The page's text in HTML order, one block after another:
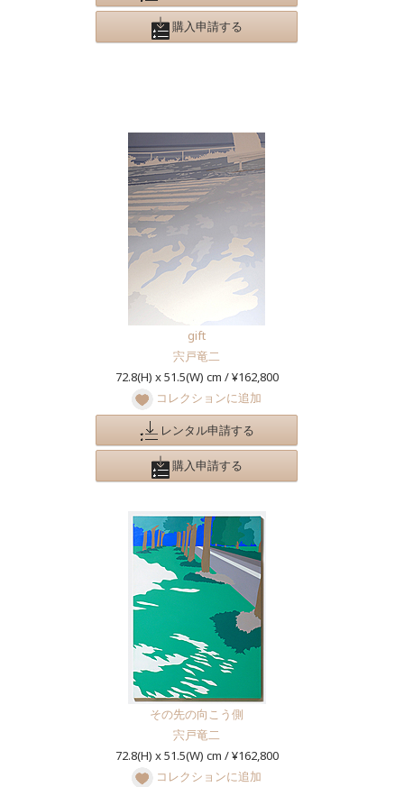
購入申請する
gift
宍戸竜二
72.8(H) x 51.5(W) cm / ¥162,800
コレクションに追加
レンタル申請する
購入申請する
その先の向こう側
宍戸竜二
72.8(H) x 51.5(W) cm / ¥162,800
コレクションに追加